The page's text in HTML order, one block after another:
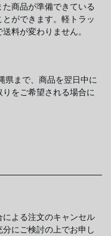
商品が準備できている
ができます。軽トラッ
料が変わりません。
県まで、商品を翌日中に
をご希望される場合に
よる注文のキャンセル
にご検討の上でお申し